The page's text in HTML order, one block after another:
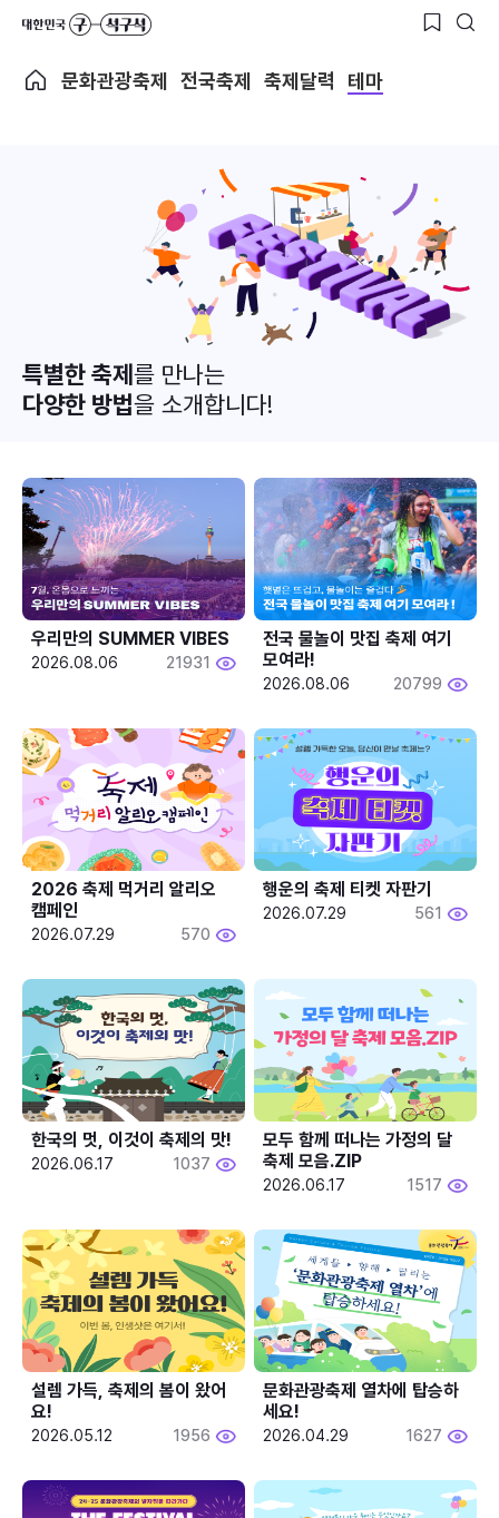
문화관광축제 전국축제 축제달력 테마
특별한 축제를 만나는
다양한 방법을 소개합니다!
우리만의 SUMMER VIBES
2026.08.06 21931
전국 물놀이 맛집 축제 여기
모여라!
2026.08.06 20799
2026 축제 먹거리 알리오
캠페인
2026.07.29 570
행운의 축제 티켓 자판기
2026.07.29 561
한국의 멋, 이것이 축제의 맛!
2026.06.17 1037
모두 함께 떠나는 가정의 달
축제 모음.ZIP
2026.06.17 1517
설렘 가득, 축제의 봄이 왔어
요!
2026.05.12 1956
문화관광축제 열차에 탑승하
세요!
2026.04.29 1627